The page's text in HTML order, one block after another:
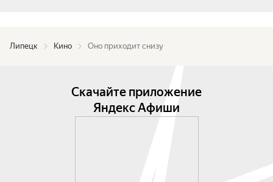
Липецк Кино Оно приходит снизу
Скачайте приложение
Яндекс Афиши